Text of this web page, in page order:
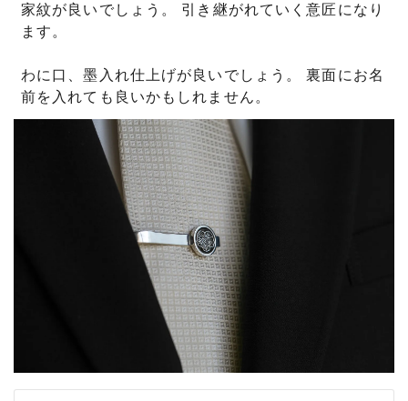
家紋が良いでしょう。 引き継がれていく意匠になり
ます。
わに口、墨入れ仕上げが良いでしょう。 裏面にお名
前を入れても良いかもしれません。